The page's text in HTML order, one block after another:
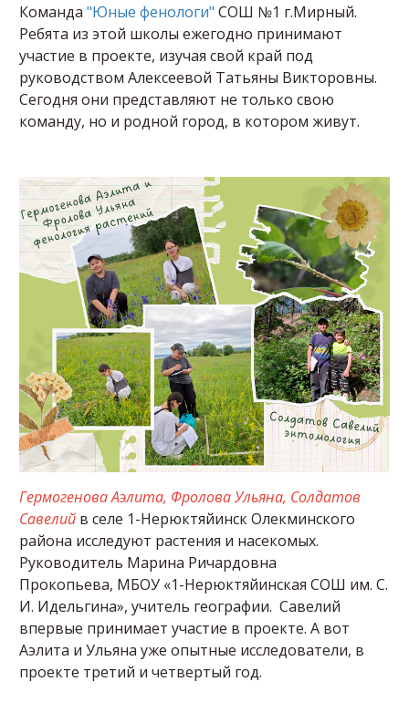
Команда "Юные фенологи" СОШ №1 г.Мирный.
Ребята из этой школы ежегодно принимают
участие в проекте, изучая свой край под
руководством Алексеевой Татьяны Викторовны.
Сегодня они представляют не только свою
команду, но и родной город, в котором живут.
Гермогенова Аэлита, Фролова Ульяна, Солдатов
Савелий в селе 1-Нерюктяйинск Олекминского
района исследуют растения и насекомых.
Руководитель Марина Ричардовна
Прокопьева, МБОУ «1-Нерюктяйинская СОШ им. С.
И. Идельгина», учитель географии. Савелий
впервые принимает участие в проекте. А вот
Аэлита и Ульяна уже опытные исследователи, в
проекте третий и четвертый год.